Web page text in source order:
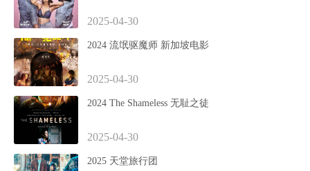
2025-04-30
2024 流氓驱魔师 新加坡电影
2025-04-30
2024 The Shameless 无耻之徒
2025-04-30
2025 天堂旅行团